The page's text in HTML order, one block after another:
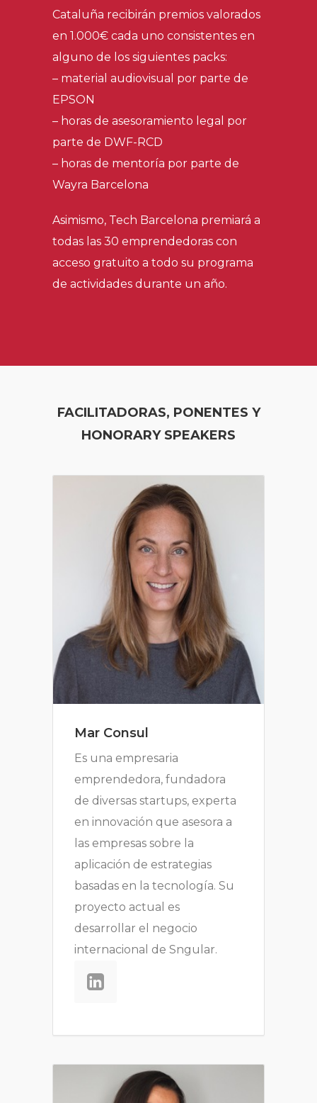
Cataluña recibirán premios valorados
en 1.000€ cada uno consistentes en
alguno de los siguientes packs:
– material audiovisual por parte de
EPSON
– horas de asesoramiento legal por
parte de DWF-RCD
– horas de mentoría por parte de
Wayra Barcelona
Asimismo, Tech Barcelona premiará a
todas las 30 emprendedoras con
acceso gratuito a todo su programa
de actividades durante un año.
FACILITADORAS, PONENTES Y
HONORARY SPEAKERS
Mar Consul
Es una empresaria
emprendedora, fundadora
de diversas startups, experta
en innovación que asesora a
las empresas sobre la
aplicación de estrategias
basadas en la tecnología. Su
proyecto actual es
desarrollar el negocio
internacional de Sngular.